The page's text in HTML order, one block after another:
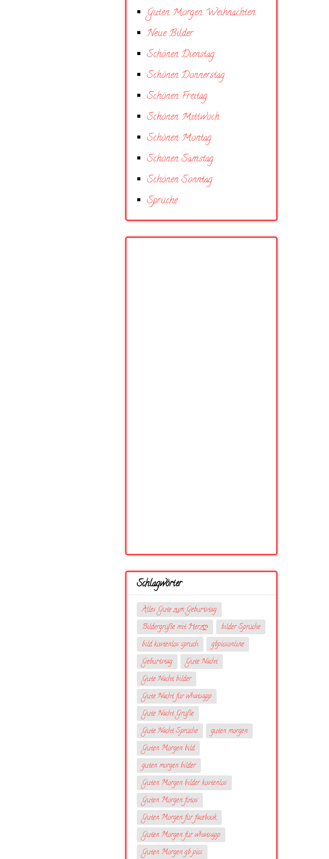
Guten Morgen Weihnachten
Neue Bilder
Schönen Dienstag
Schönen Donnerstag
Schönen Freitag
Schönen Mittwoch
Schönen Montag
Schönen Samstag
Schönen Sonntag
Sprüche
Schlagwörter
Alles Gute zum Geburtstag
Bildergrüße mit Herzღ
bilder Sprüche
bild kostenlos spruch
gbpicsonline
Geburtstag
Gute Nacht
Gute Nacht bilder
Gute Nacht für whatsapp
Gute Nacht Grüße
Gute Nacht Sprüche
guten morgen
Guten Morgen bild
guten morgen bilder
Guten Morgen bilder kostenlos
Guten Morgen fotos
Guten Morgen für facebook
Guten Morgen für whatsapp
Guten Morgen gb pics